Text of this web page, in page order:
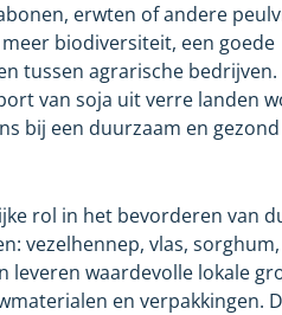
erwten of andere
biodiversiteit, een goede
tussen agrarische
van soja uit verre landen
bij een duurzaam en
rol in het bevorderen van
vezelhennep, vlas,
leveren waardevolle lokale
en verpakkingen.